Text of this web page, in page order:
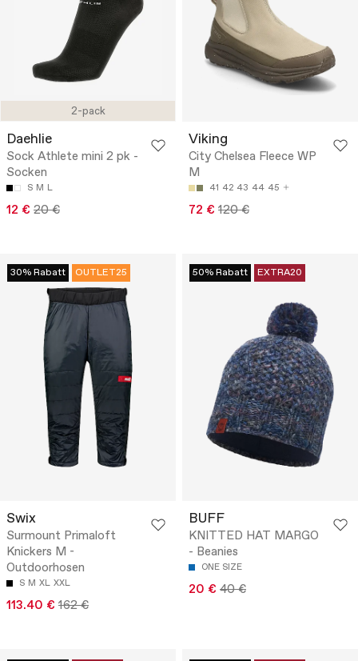
2-pack
Daehlie
Sock Athlete mini 2 pk -
Socken
S M L
12 € 20 €
Viking
City Chelsea Fleece WP
M
41 42 43 44 45
72 € 120 €
30% Rabatt OUTLET25
Swix
Surmount Primaloft
Knickers M -
Outdoorhosen
S M XL XXL
113.40 € 162 €
50% Rabatt EXTRA20
BUFF
KNITTED HAT MARGO
- Beanies
ONE SIZE
20 € 40 €